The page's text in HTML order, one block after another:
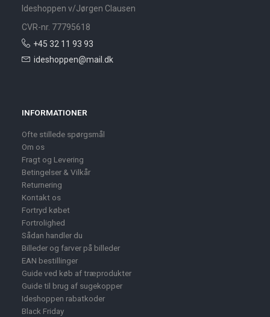
Ideshoppen v/Jørgen Clausen
CVR-nr. 77795618
+45 32 11 93 93
ideshoppen@mail.dk
INFORMATIONER
Ofte stillede spørgsmål
Om os
Fragt og Levering
Betingelser & Vilkår
Returnering
Kontakt os
Fortryd købet
Fortrolighed
Sådan handler du
Billeder og farver på billeder
EAN bestillinger
Guide ved køb af træprodukter
Guide til brug af sugekopper
Ideshoppen rabatkoder
Black Friday